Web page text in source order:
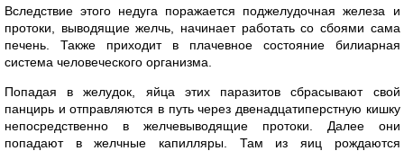
Вследствие этого недуга поражается поджелудочная железа и
протоки, выводящие желчь, начинает работать со сбоями сама
печень. Также приходит в плачевное состояние билиарная
система человеческого организма.
Попадая в желудок, яйца этих паразитов сбрасывают свой
панцирь и отправляются в путь через двенадцатиперстную кишку
непосредственно в желчевыводящие протоки. Далее они
попадают в желчные капилляры. Там из яиц рождаются